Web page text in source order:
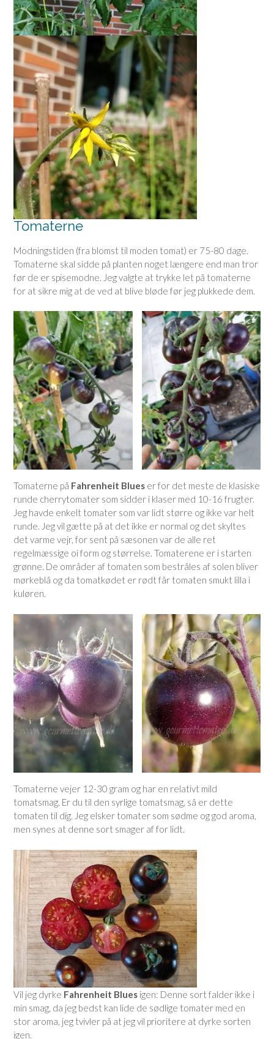
Tomaterne
Modningstiden (fra blomst til moden tomat) er 75-80 dage.
Tomaterne skal sidde på planten noget længere end man tror
før de er spisemodne. Jeg valgte at trykke let på tomaterne
for at sikre mig at de ved at blive bløde før jeg plukkede dem.
Tomaterne på Fahrenheit Blues er for det meste de klasiske
runde cherrytomater som sidder i klaser med 10-16 frugter.
Jeg havde enkelt tomater som var lidt større og ikke var helt
runde. Jeg vil gætte på at det ikke er normal og det skyltes
det varme vejr, for sent på sæsonen var de alle ret
regelmæssige oí form og størrelse. Tomaterene er i starten
grønne. De områder af tomaten som bestråles af solen bliver
mørkeblå og da tomatkødet er rødt får tomaten smukt lilla i
kuløren.
Tomaterne vejer 12-30 gram og har en relativt mild
tomatsmag. Er du til den syrlige tomatsmag, så er dette
tomaten til dig. Jeg elsker tomater som sødme og god aroma,
men synes at denne sort smager af for lidt.
Vil jeg dyrke Fahrenheit Blues igen: Denne sort falder ikke i
min smag, da jeg bedst kan lide de sødlige tomater med en
stor aroma, jeg tvivler på at jeg vil prioritere at dyrke sorten
igen.